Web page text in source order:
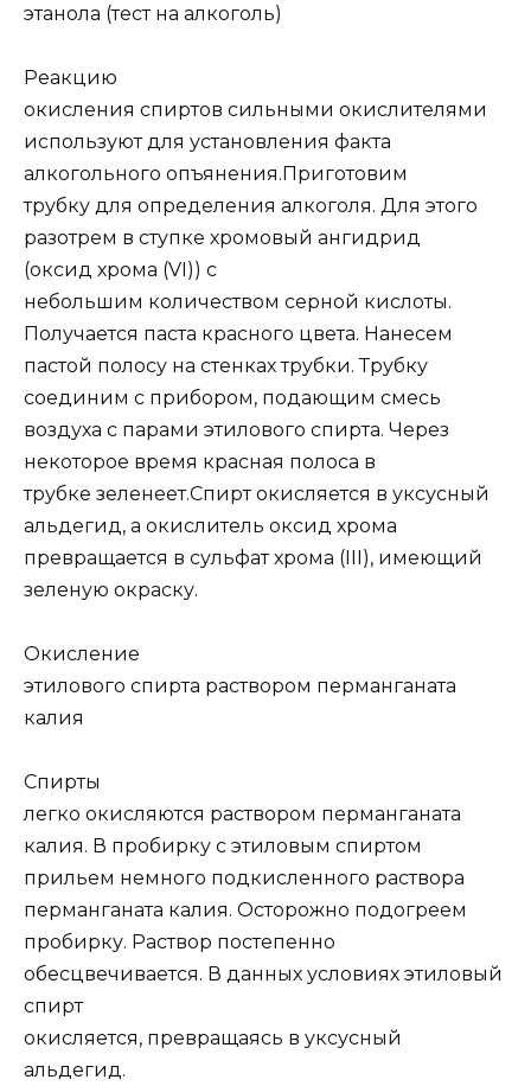
этанола (тест на алкоголь)
Реакцию
окисления спиртов сильными окислителями
используют для установления факта
алкогольного опъянения.Приготовим
трубку для определения алкоголя. Для этого
разотрем в ступке хромовый ангидрид
(оксид хрома (VI)) с
небольшим количеством серной кислоты.
Получается паста красного цвета. Нанесем
пастой полосу на стенках трубки. Трубку
соединим с прибором, подающим смесь
воздуха с парами этилового спирта. Через
некоторое время красная полоса в
трубке зеленеет.Спирт окисляется в уксусный
альдегид, а окислитель оксид хрома
превращается в сульфат хрома (III), имеющий
зеленую окраску.
Окисление
этилового спирта раствором перманганата
калия
Спирты
легко окисляются раствором перманганата
калия. В пробирку с этиловым спиртом
прильем немного подкисленного раствора
перманганата калия. Осторожно подогреем
пробирку. Раствор постепенно
обесцвечивается. В данных условиях этиловый
спирт
окисляется, превращаясь в уксусный
альдегид.